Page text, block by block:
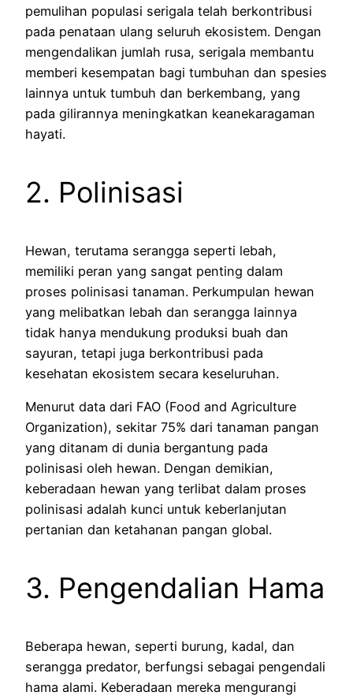
pemulihan populasi serigala telah berkontribusi
pada penataan ulang seluruh ekosistem. Dengan
mengendalikan jumlah rusa, serigala membantu
memberi kesempatan bagi tumbuhan dan spesies
lainnya untuk tumbuh dan berkembang, yang
pada gilirannya meningkatkan keanekaragaman
hayati.
2. Polinisasi
Hewan, terutama serangga seperti lebah,
memiliki peran yang sangat penting dalam
proses polinisasi tanaman. Perkumpulan hewan
yang melibatkan lebah dan serangga lainnya
tidak hanya mendukung produksi buah dan
sayuran, tetapi juga berkontribusi pada
kesehatan ekosistem secara keseluruhan.
Menurut data dari FAO (Food and Agriculture
Organization), sekitar 75% dari tanaman pangan
yang ditanam di dunia bergantung pada
polinisasi oleh hewan. Dengan demikian,
keberadaan hewan yang terlibat dalam proses
polinisasi adalah kunci untuk keberlanjutan
pertanian dan ketahanan pangan global.
3. Pengendalian Hama
Beberapa hewan, seperti burung, kadal, dan
serangga predator, berfungsi sebagai pengendali
hama alami. Keberadaan mereka mengurangi